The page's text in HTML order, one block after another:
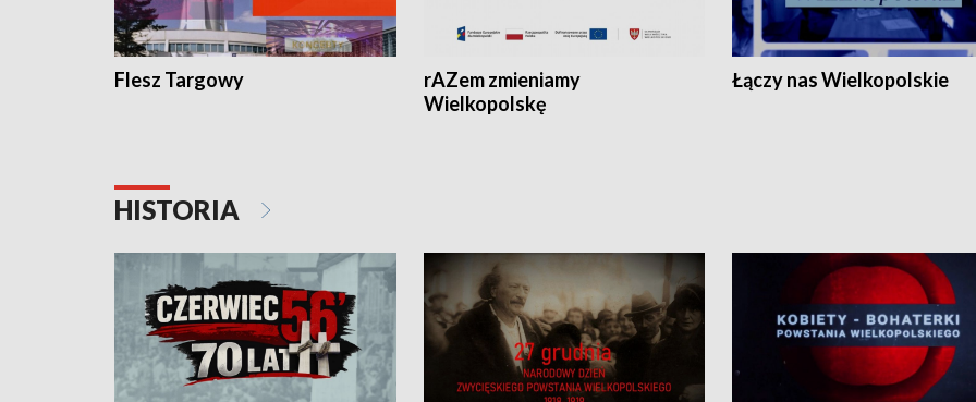
Flesz Targowy
rAZem zmieniamy
Wielkopolskę
Łączy nas Wielkopolskie
HISTORIA